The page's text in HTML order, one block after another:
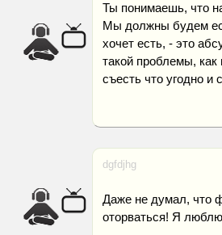
Ты понимаешь, что
Мы должны будем
хочет есть, - это
такой проблемы,
съесть что угодно и
dgfdjhg
Даже не думал, что
оторваться! Я люблю